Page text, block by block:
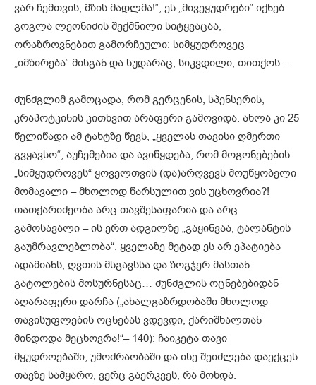
ვარ ჩემთვის, მზის მადლმა!“; ეს „მივეყუდრები“ იქნებ
გოგლა ლეონიძის შექმნილი სიტყვაცაა,
ორაზროვნებით გამორჩეული: სიმყუდროვეც
„იმზირება“ მისგან და სუდარაც, სიკვდილი, თითქოს…
ძუნძგლიმ გამოცადა, რომ გერცენის, სპენსერის,
კრაპოტკინის კითხვით არაფერი გამოვიდა. ახლა კი 25
წელიწადი ამ ტახტზე წევს, „ყველას თავისი ღმერთი
გვყავსო“, აუჩემებია და ავიწყდება, რომ მოგონებების
„სიმყუდროვეს“ ყოველთვის (და)არღვევს მოუწყობელი
მომავალი – მხოლოდ წარსულით ვის უცხოვრია?!
თათქარიძეობა არც თავშესაფარია და არც
გამოსავალი – ის ერთ ადგილზე „გაყინვაა, ტალანტის
გაუმრავლებლობა“. ყველაზე მეტად ეს არ ეპატიება
ადამიანს, ღვთის მსგავსსა და ზოგჯერ მასთან
გატოლების მოსურნესაც… ძუნძგლის ოცნებებიდან
აღარაფერი დარჩა („ახალგაზრდობაში მხოლოდ
თავისუფლების ოცნებას ვდევდი, ქარიშხალთან
მინდოდა მეცხოვრა!“– 140); ჩაიკეტა თავი
მყუდროებაში, უმოძრაობაში და ისე შეიძლება დაექცეს
თავზე სამყარო, ვერც გაერკვეს, რა მოხდა.